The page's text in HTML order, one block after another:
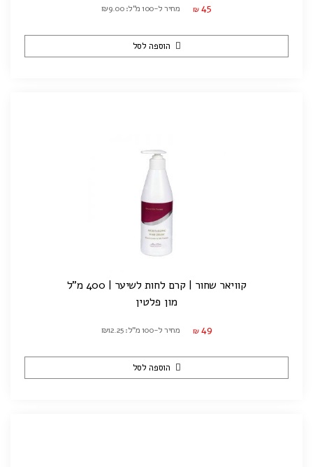
₪ 45 מחיר ל-100 מ"ל: ₪9.00
הוספה לסל
קוויאר שחור | קרם לחות לשיער | 400 מ"ל
מון פלטין
₪ 49 מחיר ל-100 מ"ל: ₪12.25
הוספה לסל